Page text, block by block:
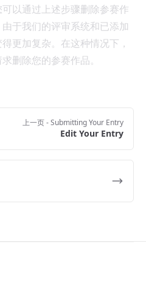
以通过上述步骤删除参赛作
于我们的评审系统和已添加
更加复杂。在这种情况下，
删除您的参赛作品。
上一页- Submitting Your Entry
Edit Your Entry